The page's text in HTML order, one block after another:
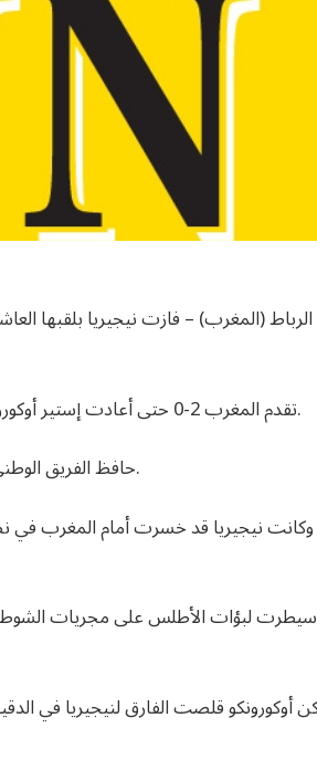
الرباط (المغرب) – فازت نيجيريا بلقبها
تقدم المغرب 2-0 حتى أعادت إستير أوكورونكو نيجيريا من ركلة جزاء وتمريرتين حاسمتين في النصف ساعة الأخيرة.
حافظ الفريق الوطني الأكثر نجاحا في القارة على سجله المثالي في المنافسة بفوزه في الرباط.
سيطرت لبؤات الأطلس على مجريات الشوط